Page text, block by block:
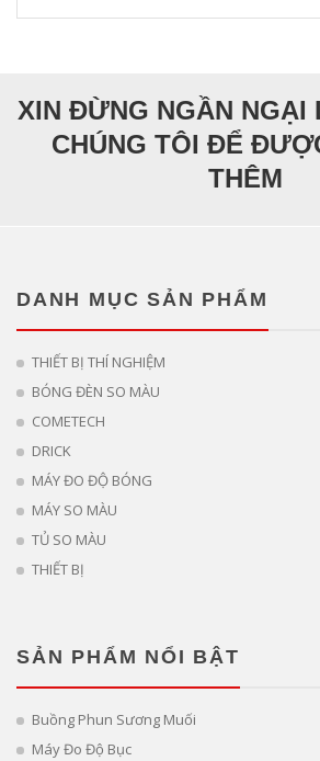
XIN ĐỪNG NGẦN NGẠI
CHÚNG TÔI ĐỂ
THÊM
DANH MỤC SẢN PHẨM
THIẾT BỊ THÍ NGHIỆM
BÓNG ĐÈN SO MÀU
COMETECH
DRICK
MÁY ĐO ĐỘ BÓNG
MÁY SO MÀU
TỦ SO MÀU
THIẾT BỊ
SẢN PHẨM NỔI BẬT
Buồng Phun Sương Muối
Máy Đo Độ Bục